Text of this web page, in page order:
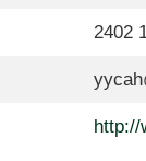
2402
http://